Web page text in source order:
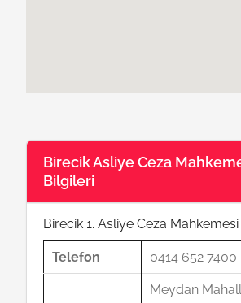
Birecik Asliye Ceza
Bilgileri
Birecik 1. Asliye Ceza Mahkemesi
Telefon 0414 652 7400
Meydan